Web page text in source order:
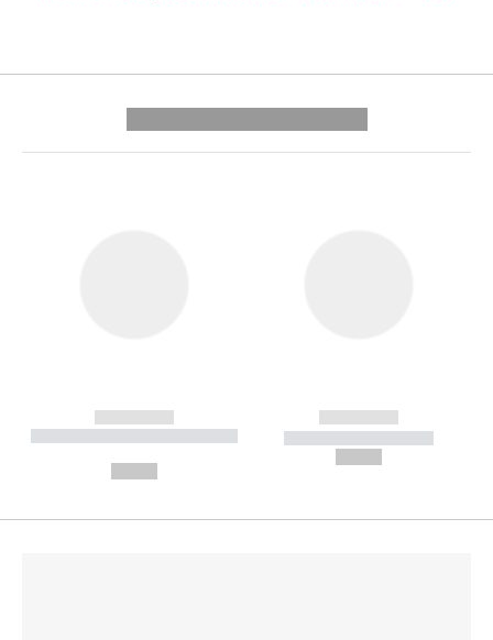
------------
----------- ----------- --------
------------
----------- -----------